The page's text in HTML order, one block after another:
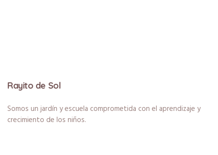
Rayito de Sol
Somos un jardín y escuela comprometida con el aprendizaje y
crecimiento de los niños.